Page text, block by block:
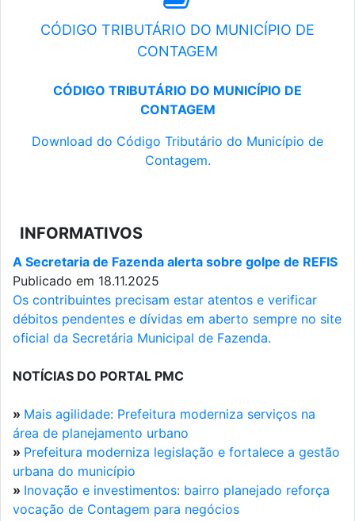
CÓDIGO TRIBUTÁRIO DO MUNICÍPIO DE
CONTAGEM
CÓDIGO TRIBUTÁRIO DO MUNICÍPIO DE
CONTAGEM
Download do Código Tributário do Município de
Contagem.
INFORMATIVOS
A Secretaria de Fazenda alerta sobre golpe de REFIS
Publicado em 18.11.2025
Os contribuintes precisam estar atentos e verificar
débitos pendentes e dívidas em aberto sempre no site
oficial da Secretária Municipal de Fazenda.
NOTÍCIAS DO PORTAL PMC
» Mais agilidade: Prefeitura moderniza serviços na
área de planejamento urbano
» Prefeitura moderniza legislação e fortalece a gestão
urbana do município
» Inovação e investimentos: bairro planejado reforça
vocação de Contagem para negócios